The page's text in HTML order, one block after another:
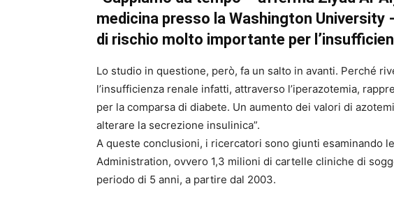
medicina presso la Washington University
di rischio molto importante per
Lo studio in questione, però, fa un salto in avanti. Perché
l’insufficienza renale infatti, attraverso l’iperazotemia,
per la comparsa di diabete. Un aumento dei valori di
alterare la secrezione insulinica”.
A queste conclusioni, i ricercatori sono giunti esaminando
Administration, ovvero 1,3 milioni di cartelle cliniche di
periodo di 5 anni, a partire dal 2003.